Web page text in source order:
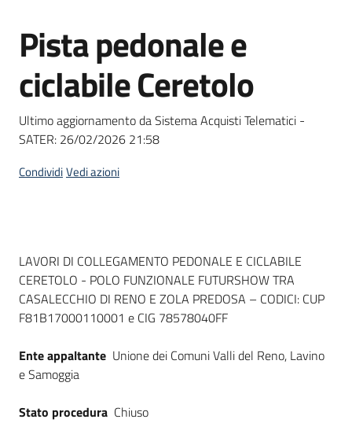
Bandi
strumenti
acquisto
telematiche
English
site
Salta al contenuto
Pista pedonale e
ciclabile Ceretolo
Ultimo aggiornamento da Sistema Acquisti Telematici -
SATER: 26/02/2026 21:58
CondividiVedi azioni
Dati del bando
LAVORI DI COLLEGAMENTO PEDONALE E CICLABILE
CERETOLO - POLO FUNZIONALE FUTURSHOW TRA
CASALECCHIO DI RENO E ZOLA PREDOSA – CODICI: CUP
F81B17000110001 e CIG 78578040FF
Ente appaltante Unione dei Comuni Valli del Reno, Lavino
e Samoggia
Stato procedura Chiuso